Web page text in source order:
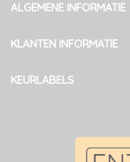
ALGEMENE INFORMATIE
KLANTEN INFORMATIE
KEURLABELS